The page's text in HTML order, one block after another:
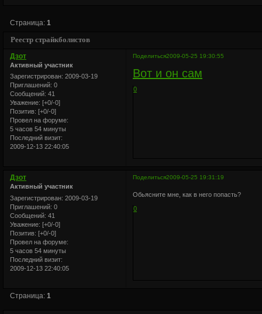
Реестр страйкболистов
Страница: 1
Поделиться2009-05-25 19:30:55
Дзот
Активный участник
Зарегистрирован: 2009-03-19
Приглашений: 0
Сообщений: 41
Уважение: [+0/-0]
Позитив: [+0/-0]
Провел на форуме:
5 часов 54 минуты
Последний визит:
2009-12-13 22:40:05
Вот и он сам
0
Поделиться2009-05-25 19:31:19
Дзот
Активный участник
Зарегистрирован: 2009-03-19
Приглашений: 0
Сообщений: 41
Уважение: [+0/-0]
Позитив: [+0/-0]
Провел на форуме:
5 часов 54 минуты
Последний визит:
2009-12-13 22:40:05
Обьясните мне, как в него попасть?
0
Страница: 1